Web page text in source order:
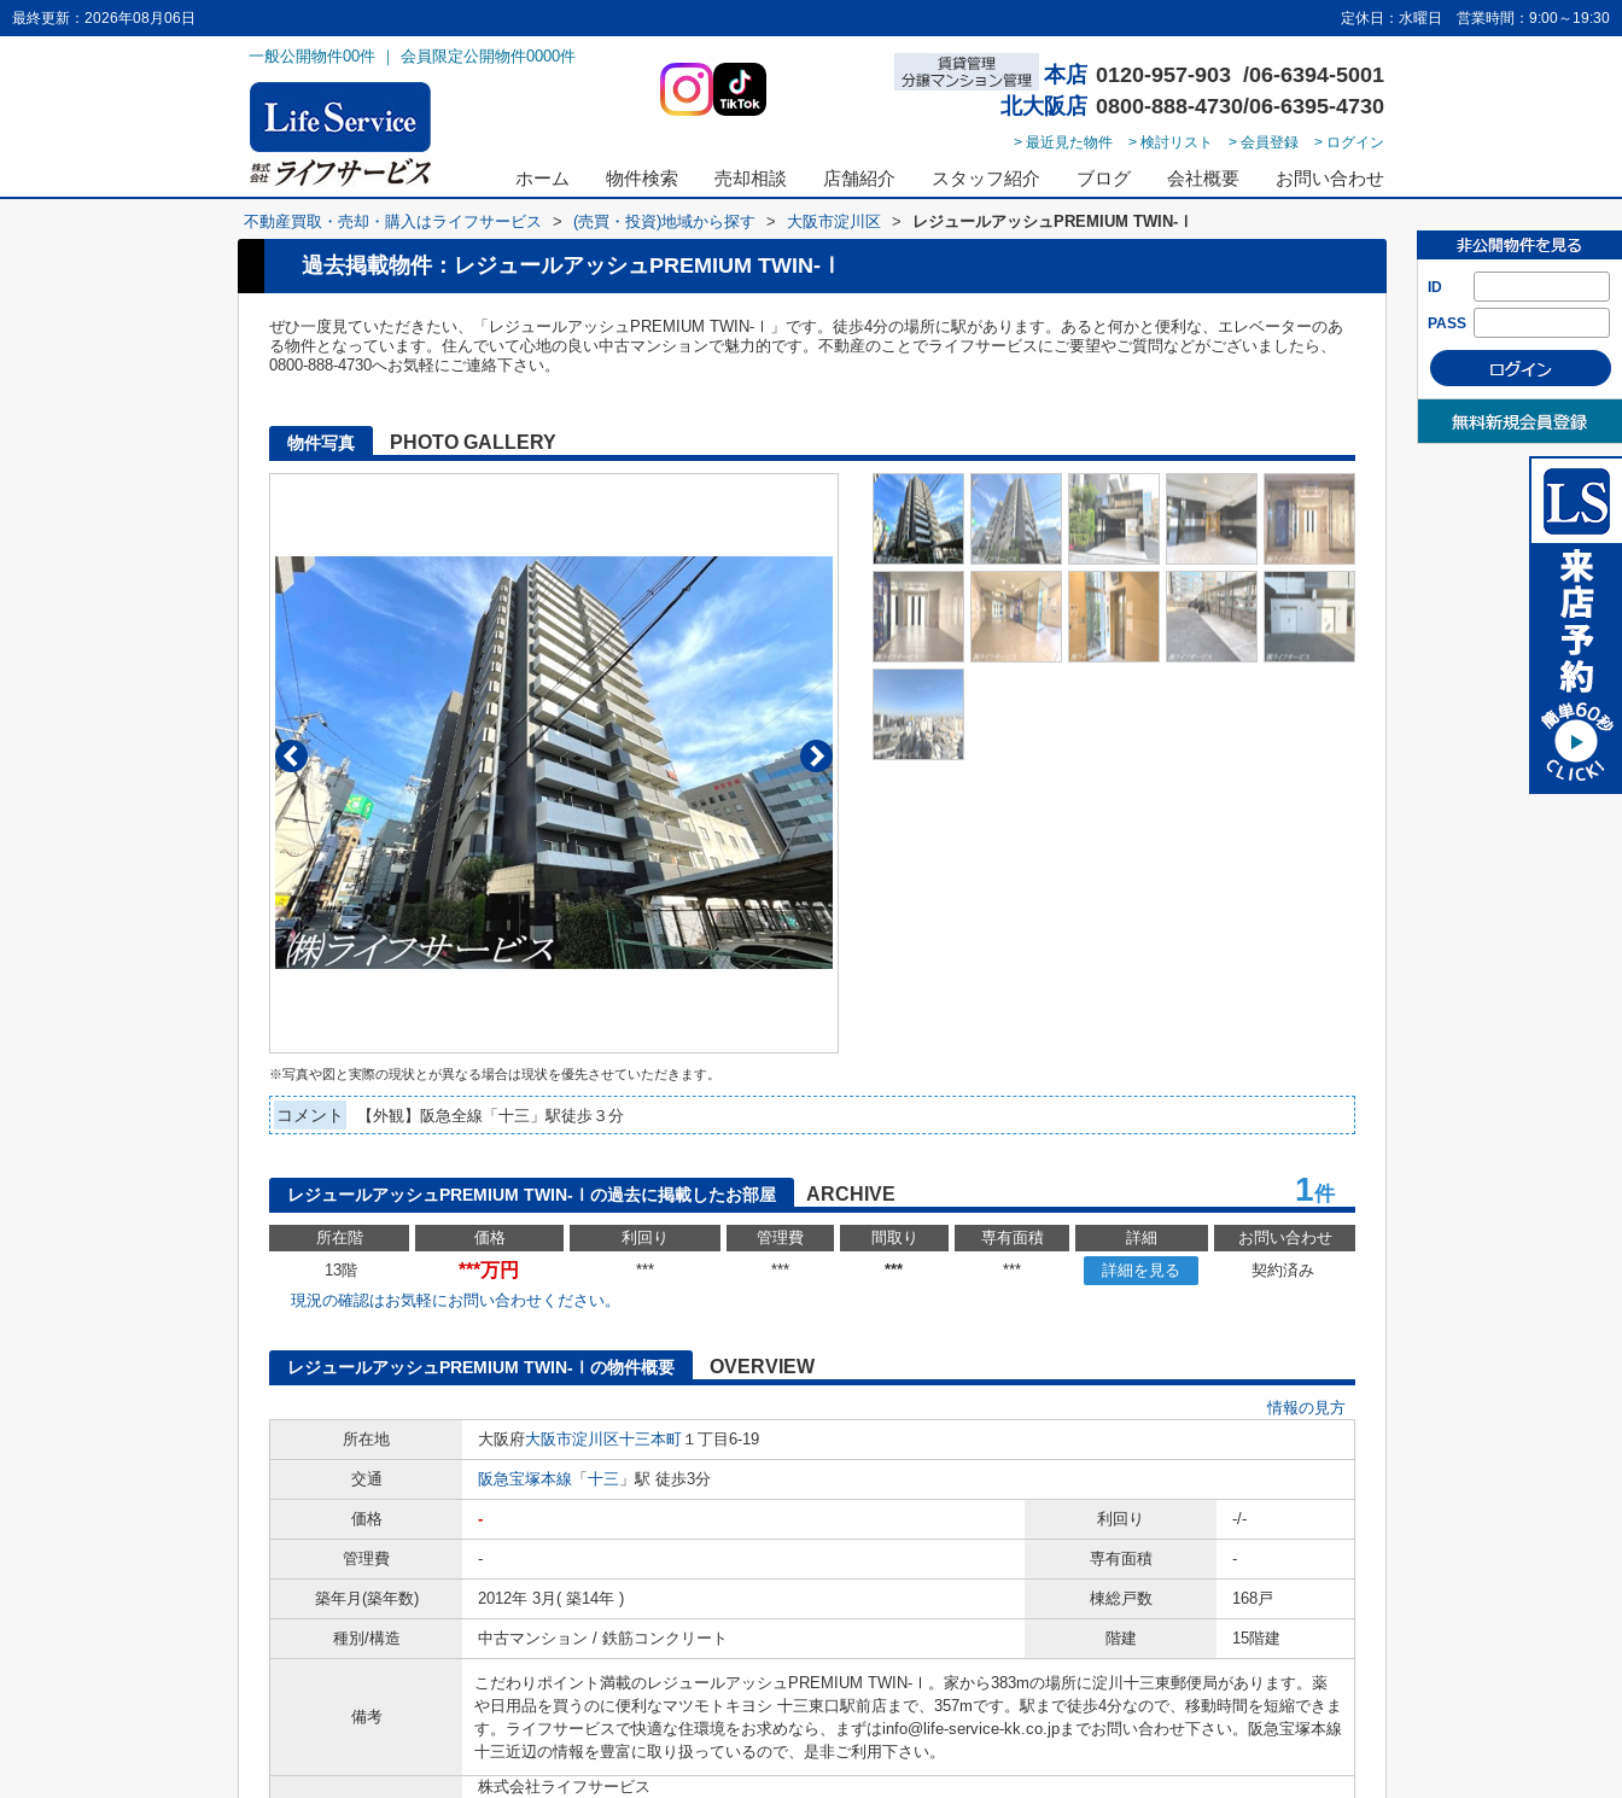
最終更新：2026年08月06日 定休日：水曜日 営業時間：9:00～19:30
一般公開物件00件 ｜ 会員限定公開物件0000件
本店 0120-957-903 /06-6394-5001
北大阪店 0800-888-4730/06-6395-4730
> 最近見た物件 > 検討リスト > 会員登録 > ログイン
ホーム 物件検索 売却相談 店舗紹介 スタッフ紹介 ブログ 会社概要 お問い合わせ
ID
PASS
不動産買取・売却・購入はライフサービス > (売買・投資)地域から探す > 大阪市淀川区 > レジュールアッシュPREMIUM TWIN-Ⅰ
過去掲載物件：レジュールアッシュPREMIUM TWIN-Ⅰ
ぜひ一度見ていただきたい、「レジュールアッシュPREMIUM TWIN-Ⅰ」です。徒歩4分の場所に駅があります。あると何かと便利な、エレベーターのあ
る物件となっています。住んでいて心地の良い中古マンションで魅力的です。不動産のことでライフサービスにご要望やご質問などがございましたら、
0800-888-4730へお気軽にご連絡下さい。
物件写真 PHOTO GALLERY
※写真や図と実際の現状とが異なる場合は現状を優先させていただきます。
コメント 【外観】阪急全線「十三」駅徒歩３分
レジュールアッシュPREMIUM TWIN-Ⅰの過去に掲載したお部屋 ARCHIVE 1件
所在階 価格 利回り 管理費 間取り 専有面積 詳細
お問い合わせ
13階
***万円 *** *** *** *** 詳細を見る
契約済み
現況の確認はお気軽にお問い合わせください。
レジュールアッシュPREMIUM TWIN-Ⅰの物件概要 OVERVIEW
情報の見方
所在地
大阪府大阪市淀川区十三本町 １丁目6-19
交通 阪急宝塚本線 「 十三 」駅 徒歩3分
価格 - 利回り -/-
管理費 - 専有面積 -
築年月(築年数) 2012年 3月( 築14年 ) 棟総戸数 168戸
種別/構造 中古マンション / 鉄筋コンクリート 階建 15階建
備考
こだわりポイント満載のレジュールアッシュPREMIUM TWIN-Ⅰ。家から383mの場所に淀川十三東郵便局があります。薬
や日用品を買うのに便利なマツモトキヨシ 十三東口駅前店まで、357mです。駅まで徒歩4分なので、移動時間を短縮できま
す。ライフサービスで快適な住環境をお求めなら、まずはinfo@life-service-kk.co.jpまでお問い合わせ下さい。阪急宝塚本線
十三近辺の情報を豊富に取り扱っているので、是非ご利用下さい。
株式会社ライフサービス